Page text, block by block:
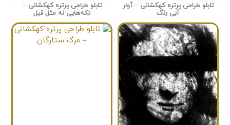
تابلو طراحی پرتره کهکشانی – آوار
آبی رنگ
تابلو طراحی پرتره کهکشانی –
تکه‌هایی نه مثل قبل